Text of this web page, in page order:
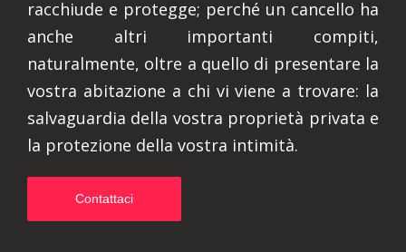
racchiude e protegge; perché un cancello ha
anche altri importanti compiti,
naturalmente, oltre a quello di presentare la
vostra abitazione a chi vi viene a trovare: la
salvaguardia della vostra proprietà privata e
la protezione della vostra intimità.
Contattaci